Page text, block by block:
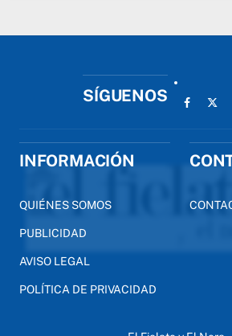
SÍGUENOS
INFORMACIÓN
QUIÉNES SOMOS
PUBLICIDAD
AVISO LEGAL
POLÍTICA DE PRIVACIDAD